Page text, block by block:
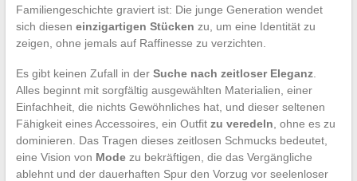
Familiengeschichte graviert ist: Die junge Generation wendet
sich diesen einzigartigen Stücken zu, um eine Identität zu
zeigen, ohne jemals auf Raffinesse zu verzichten.
Es gibt keinen Zufall in der Suche nach zeitloser Eleganz.
Alles beginnt mit sorgfältig ausgewählten Materialien, einer
Einfachheit, die nichts Gewöhnliches hat, und dieser seltenen
Fähigkeit eines Accessoires, ein Outfit zu veredeln , ohne es zu
dominieren. Das Tragen dieses zeitlosen Schmucks bedeutet,
eine Vision von Modezu bekräftigen, die das Vergängliche
ablehnt und der dauerhaften Spur den Vorzug vor seelenloser